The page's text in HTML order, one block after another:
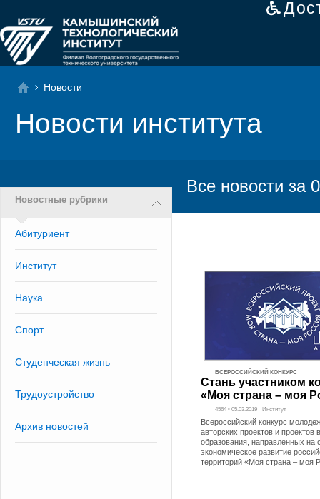
Новости
Новости института
Новостные рубрики
Абитуриент
Институт
Наука
Спорт
Студенческая жизнь
Трудоустройство
Архив новостей
Все новости за
ВСЕРОССИЙСКИЙ КОНКУРС
Стань участником
«Моя страна – моя
4564 • 05.03.2019 - Институт
Всероссийский конкурс
авторских проектов и проектов
образования, направленных на
экономическое развитие
территорий «Моя страна – моя